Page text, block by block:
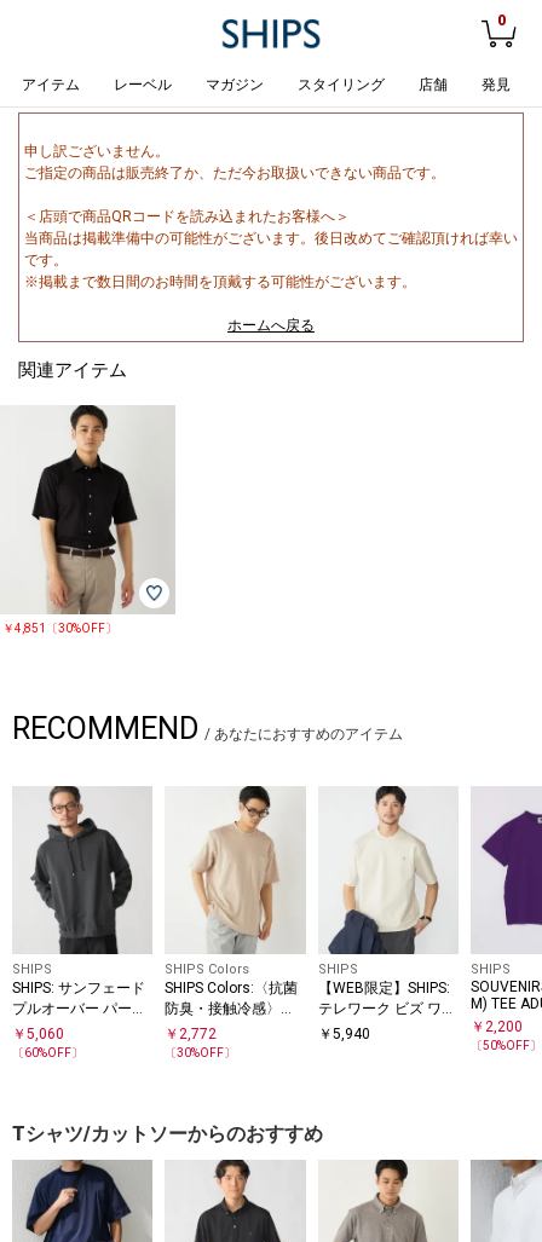
0
アイテム レーベル マガジン スタイリング 店舗 発見
申し訳ございません。
ご指定の商品は販売終了か、ただ今お取扱いできない商品です。
＜店頭で商品QRコードを読み込まれたお客様へ＞
当商品は掲載準備中の可能性がございます。後日改めてご確認頂ければ幸い
です。
※掲載まで数日間のお時間を頂戴する可能性がございます。
ホームへ戻る
関連アイテム
￥4,851〔30%OFF〕
RECOMMEND / あなたにおすすめのアイテム
SHIPS
SHIPS: サンフェード
プルオーバー パーカ
ー
￥ 5,060
〔 60%OFF〕
SHIPS Colors
SHIPS Colors:〈抗菌
防臭・接触冷感〉ス
ムース ビズT ショー
トスリーブ◇
￥2,772
〔30%OFF〕
SHIPS
【WEB限定】SHIPS:
テレワーク ビズ ワン
ポイントロゴ ポンチ
￥ 5,940
SHIPS
M) TEE
￥2,200
〔50%OFF〕
Tシャツ/カットソーからのおすすめ